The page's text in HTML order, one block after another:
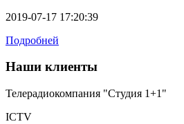
2019-07-17 17:20:39
Подробней
Наши клиенты
Телерадиокомпания "Студия 1+1"
ICTV